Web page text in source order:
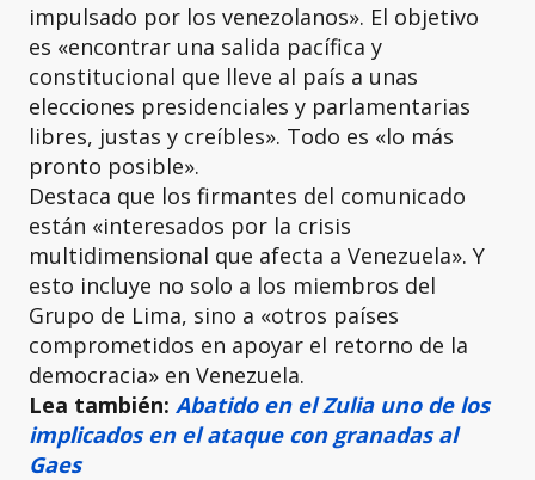
impulsado por los venezolanos». El objetivo
es «encontrar una salida pacífica y
constitucional que lleve al país a unas
elecciones presidenciales y parlamentarias
libres, justas y creíbles». Todo es «lo más
pronto posible».
Destaca que los firmantes del comunicado
están «interesados por la crisis
multidimensional que afecta a Venezuela». Y
esto incluye no solo a los miembros del
Grupo de Lima, sino a «otros países
comprometidos en apoyar el retorno de la
democracia» en Venezuela.
Lea también: Abatido en el Zulia uno de los
implicados en el ataque con granadas al
Gaes